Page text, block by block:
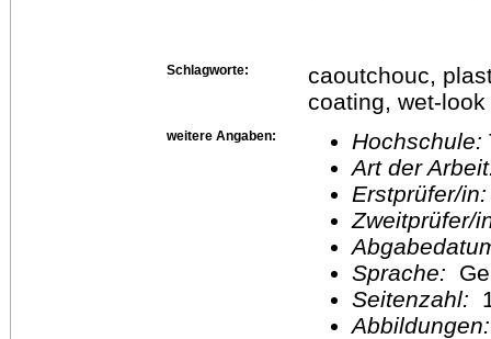
Schlagworte:
caoutchouc,
coating, wet-look
weitere Angaben: Hochschule:
Art der
Erstprüfer/
Sprache:
Seitenzahl: